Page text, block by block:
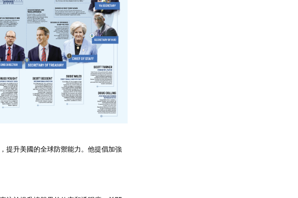
提升美國的全球防禦能力。他提倡加強